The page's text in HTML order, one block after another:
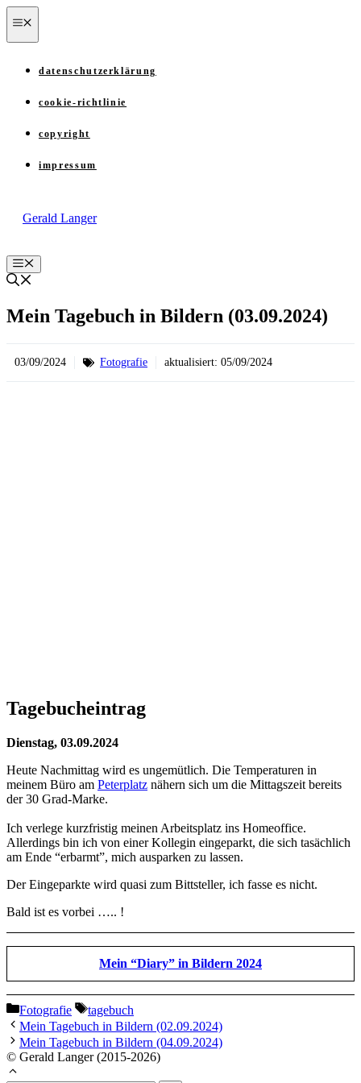
Zum
Inhalt
springen
datenschutzerklärung
cookie-richtlinie
copyright
impressum
Gerald Langer
Menü
Mein Tagebuch in Bildern (03.09.2024)
03/09/2024 Fotografie aktualisiert: 05/09/2024
Tagebucheintrag
Dienstag, 03.09.2024
Heute Nachmittag wird es ungemütlich. Die Temperaturen in
meinem Büro am Peterplatz nähern sich um die Mittagszeit bereits
der 30 Grad-Marke.
Ich verlege kurzfristig meinen Arbeitsplatz ins Homeoffice.
Allerdings bin ich von einer Kollegin eingeparkt, die sich tasächlich
am Ende “erbarmt”, mich ausparken zu lassen.
Der Eingeparkte wird quasi zum Bittsteller, ich fasse es nicht.
Bald ist es vorbei ….. !
Mein “Diary” in Bildern 2024
Kategorien
Fotografie Schlagwörter
tagebuch
Mein Tagebuch in Bildern (02.09.2024)
Mein Tagebuch in Bildern (04.09.2024)
© Gerald Langer (2015-2026)